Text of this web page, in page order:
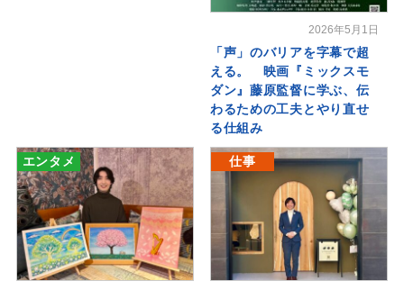
2026年5月1日
「声」のバリアを字幕で超
える。 映画『ミックスモ
ダン』藤原監督に学ぶ、伝
わるための工夫とやり直せ
る仕組み
エンタメ 仕事